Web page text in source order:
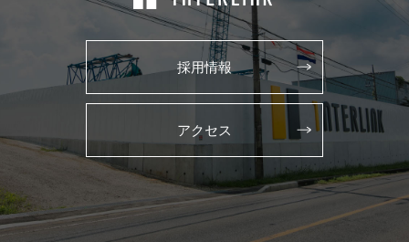
採用情報
アクセス